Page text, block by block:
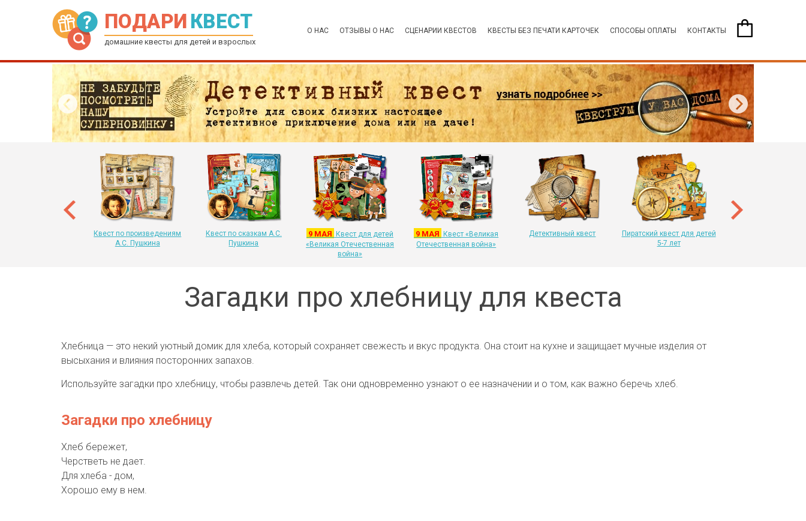
ПОДАРИ КВЕСТ
домашние квесты для детей и взрослых
О НАС ОТЗЫВЫ О НАС СЦЕНАРИИ КВЕСТОВ КВЕСТЫ БЕЗ ПЕЧАТИ КАРТОЧЕК СПОСОБЫ ОПЛАТЫ КОНТАКТЫ
Квест по произведениям
А.С. Пушкина
Квест по сказкам А.С.
Пушкина
9 МАЯ Квест для детей
«Великая Отечественная
война»
9 МАЯ Квест «Великая
Отечественная война»
Детективный квест
Пиратский квест для детей
5-7 лет
Загадки про хлебницу для квеста
Хлебница — это некий уютный домик для хлеба, который сохраняет свежесть и вкус продукта. Она стоит на кухне и защищает мучные изделия от
высыхания и влияния посторонних запахов.
Используйте загадки про хлебницу, чтобы развлечь детей. Так они одновременно узнают о ее назначении и о том, как важно беречь хлеб.
Загадки про хлебницу
Хлеб бережет,
Черстветь не дает.
Для хлеба - дом,
Хорошо ему в нем.